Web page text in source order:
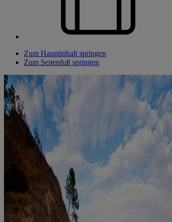
Zum Hauptinhalt springen
Zum Seitenfuß springen